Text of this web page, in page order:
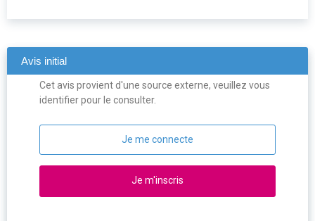
Avis initial
Cet avis provient d'une source externe, veuillez vous
identifier pour le consulter.
Je me connecte
Je m'inscris